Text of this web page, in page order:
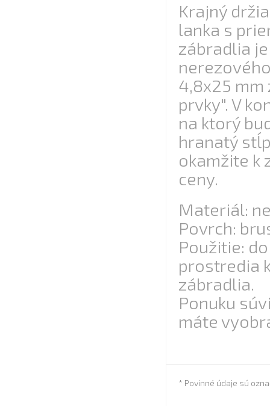
Krajný
lanka s
zábradlia
4,8x25
prvky". V
na ktorý
hranatý
okamžite k
ceny.
Materiál:
Povrch:
Použitie:
prostredia
zábradlia.
Ponuku
máte
* Povinné údaje sú